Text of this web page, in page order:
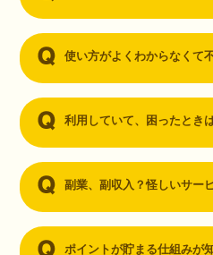
使い方がよくわからなくて
利用していて、困ったとき
副業、副収入？怪しいサー
ポイントが貯まる仕組みが